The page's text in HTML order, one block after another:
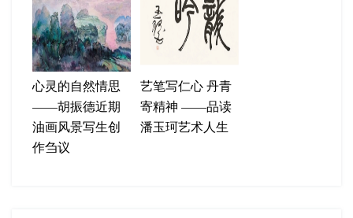
心灵的自然情思
——胡振德近期
油画风景写生创
作刍议
艺笔写仁心 丹青
寄精神 ——品读
潘玉珂艺术人生